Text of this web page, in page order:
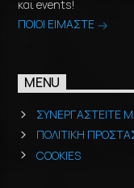
και events!
ΠΟΙΟΙ ΕΙΜΑΣΤΕ
MENU
ΣΥΝΕΡΓΑΣΤΕΙΤΕ
ΠΟΛΙΤΙΚΗ
COOKIES